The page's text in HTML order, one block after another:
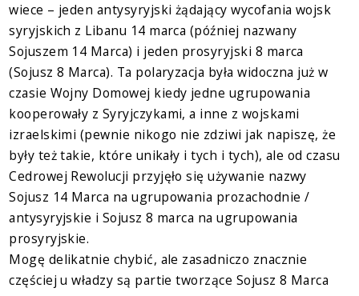
wiece – jeden antysyryjski żądający wycofania wojsk
syryjskich z Libanu 14 marca (później nazwany
Sojuszem 14 Marca) i jeden prosyryjski 8 marca
(Sojusz 8 Marca). Ta polaryzacja była widoczna już w
czasie Wojny Domowej kiedy jedne ugrupowania
kooperowały z Syryjczykami, a inne z wojskami
izraelskimi (pewnie nikogo nie zdziwi jak napiszę, że
były też takie, które unikały i tych i tych), ale od czasu
Cedrowej Rewolucji przyjęło się używanie nazwy
Sojusz 14 Marca na ugrupowania prozachodnie /
antysyryjskie i Sojusz 8 marca na ugrupowania
prosyryjskie.
Mogę delikatnie chybić, ale zasadniczo znacznie
częściej u władzy są partie tworzące Sojusz 8 Marca